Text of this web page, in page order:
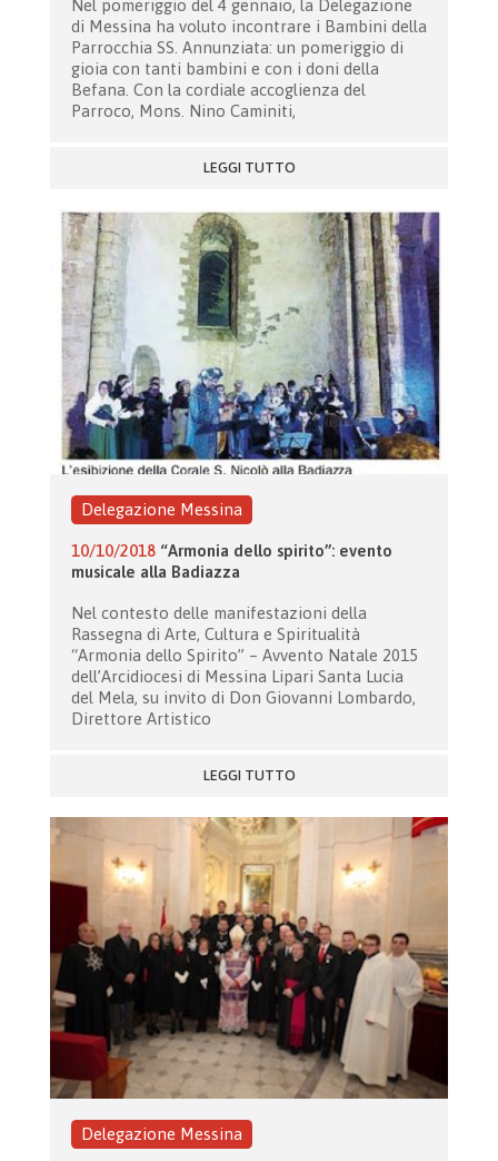
Nel pomeriggio del 4 gennaio, la Delegazione
di Messina ha voluto incontrare i Bambini della
Parrocchia SS. Annunziata: un pomeriggio di
gioia con tanti bambini e con i doni della
Befana. Con la cordiale accoglienza del
Parroco, Mons. Nino Caminiti,
LEGGI TUTTO
Delegazione Messina
10/10/2018 “Armonia dello spirito”: evento
musicale alla Badiazza
Nel contesto delle manifestazioni della
Rassegna di Arte, Cultura e Spiritualità
“Armonia dello Spirito” – Avvento Natale 2015
dell’Arcidiocesi di Messina Lipari Santa Lucia
del Mela, su invito di Don Giovanni Lombardo,
Direttore Artistico
LEGGI TUTTO
Delegazione Messina